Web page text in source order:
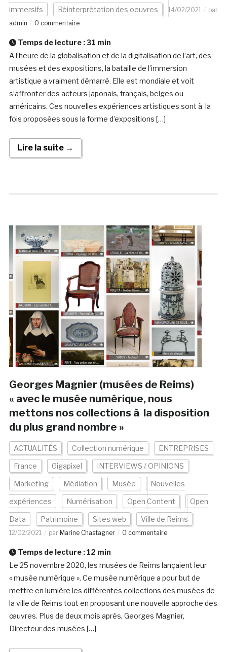
immersifs Réinterprétation des oeuvres 14/02/2021
par
admin
0 commentaire
Temps de lecture : 31 min
A l’heure de la globalisation et de la digitalisation de l’art, des
musées et des expositions, la bataille de l’immersion
artistique a vraiment démarré. Elle est mondiale et voit
s’affronter des acteurs japonais, français, belges ou
américains. Ces nouvelles expériences artistiques sont à la
fois proposées sous la forme d’expositions […]
Lire la suite →
Georges Magnier (musées de Reims)
« avec le musée numérique, nous
mettons nos collections à la disposition
du plus grand nombre »
ACTUALITÉS Collection numérique ENTREPRISES
France Gigapixel INTERVIEWS / OPINIONS
Marketing Médiation Musée Nouvelles
expériences Numérisation Open Content Open
Data Patrimoine Sites web Ville de Reims
12/02/2021 par Marine Chastagner 0 commentaire
Temps de lecture : 12 min
Le 25 novembre 2020, les musées de Reims lançaient leur
« musée numérique ». Ce musée numérique a pour but de
mettre en lumière les différentes collections des musées de
la ville de Reims tout en proposant une nouvelle approche des
œuvres. Plus de deux mois après, Georges Magnier,
Directeur des musées […]